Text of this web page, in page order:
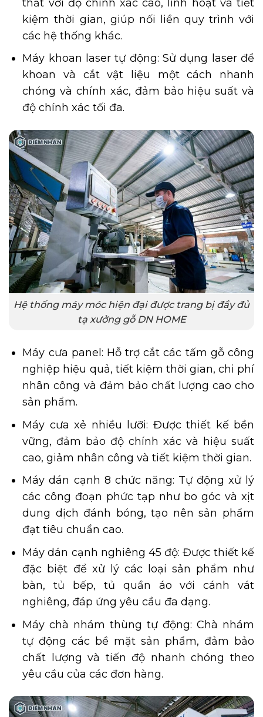
thất với độ chính xác cao, linh hoạt và tiết
kiệm thời gian, giúp nối liền quy trình với
các hệ thống khác.
Máy khoan laser tự động: Sử dụng laser để
khoan và cắt vật liệu một cách nhanh
chóng và chính xác, đảm bảo hiệu suất và
độ chính xác tối đa.
Hệ thống máy móc hiện đại được trang bị đầy đủ
tạ xưởng gỗ DN HOME
Máy cưa panel: Hỗ trợ cắt các tấm gỗ công
nghiệp hiệu quả, tiết kiệm thời gian, chi phí
nhân công và đảm bảo chất lượng cao cho
sản phẩm.
Máy cưa xẻ nhiều lưỡi: Được thiết kế bền
vững, đảm bảo độ chính xác và hiệu suất
cao, giảm nhân công và tiết kiệm thời gian.
Máy dán cạnh 8 chức năng: Tự động xử lý
các công đoạn phức tạp như bo góc và xịt
dung dịch đánh bóng, tạo nên sản phẩm
đạt tiêu chuẩn cao.
Máy dán cạnh nghiêng 45 độ: Được thiết kế
đặc biệt để xử lý các loại sản phẩm như
bàn, tủ bếp, tủ quần áo với cánh vát
nghiêng, đáp ứng yêu cầu đa dạng.
Máy chà nhám thùng tự động: Chà nhám
tự động các bề mặt sản phẩm, đảm bảo
chất lượng và tiến độ nhanh chóng theo
yêu cầu của các đơn hàng.